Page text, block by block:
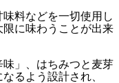
料などを一切使用し
に味わうことが出来
」、はちみつと麦芽
るよう設計され、